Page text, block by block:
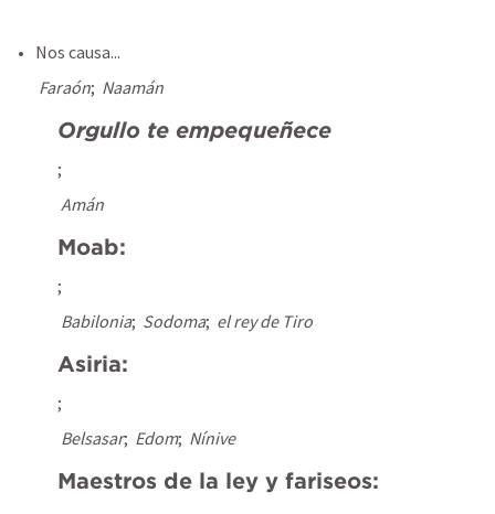
Nos causa...
Faraón; Naamán
Orgullo te empequeñece
;
Amán
Moab:
;
Babilonia; Sodoma; el rey de Tiro
Asiria:
;
Belsasar; Edom; Nínive
Maestros de la ley y fariseos: